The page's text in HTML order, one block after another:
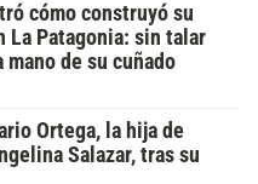
cómo construyó su
La Patagonia: sin talar
de su cuñado
Ortega, la hija de
Salazar, tras su